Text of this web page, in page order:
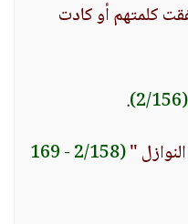
كلمتهم أو كادت
(2/156)
.
"
(2/158 - 169